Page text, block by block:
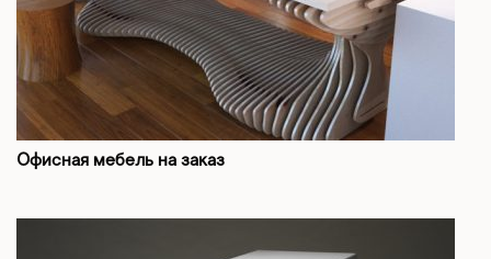
Офисная мебель на заказ